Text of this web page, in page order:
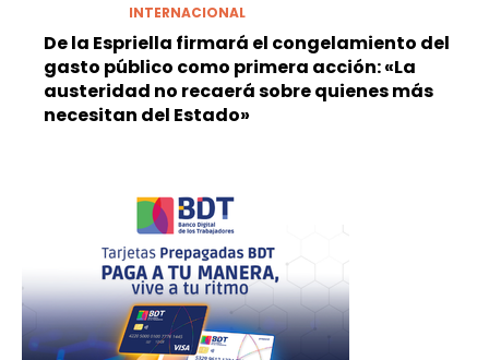
INTERNACIONAL
De la Espriella firmará el congelamiento del
gasto público como primera acción: «La
austeridad no recaerá sobre quienes más
necesitan del Estado»